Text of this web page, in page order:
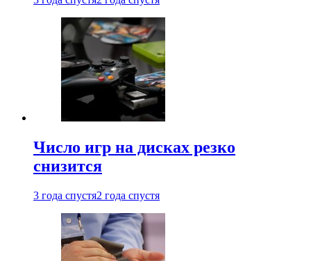
Число игр на дисках резко
снизится
3 года спустя2 года спустя